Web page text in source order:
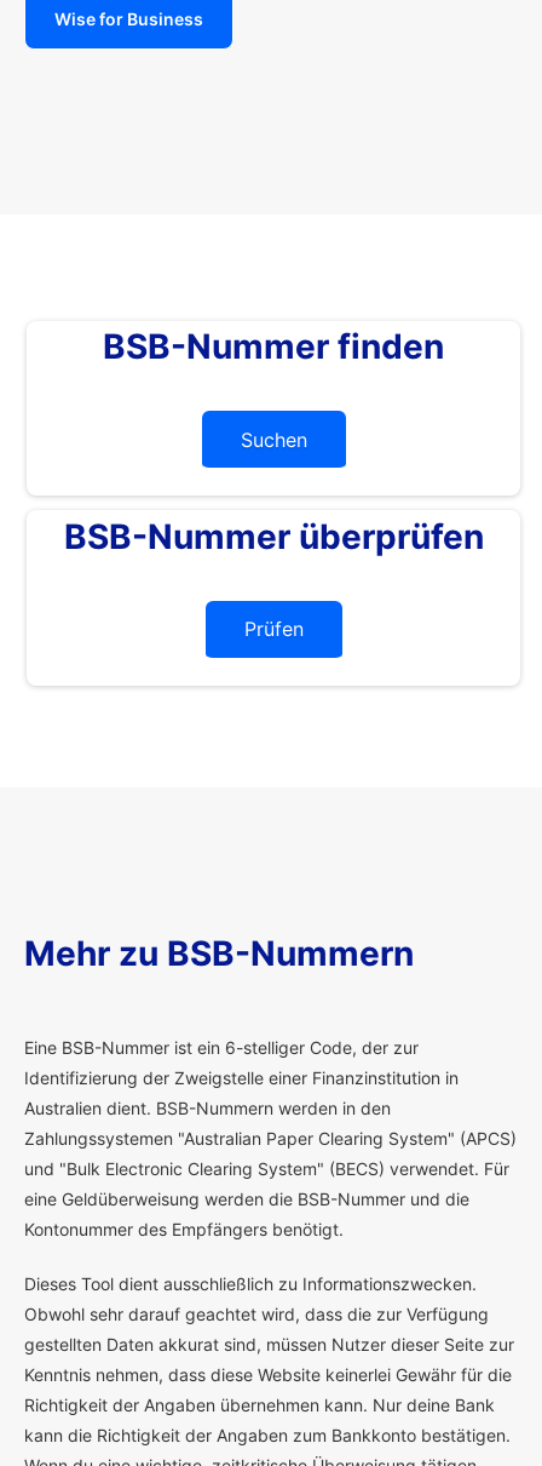
Wise for Business
BSB-Nummer finden
Suchen
BSB-Nummer überprüfen
Prüfen
Mehr zu BSB-Nummern
Eine BSB-Nummer ist ein 6-stelliger Code, der zur
Identifizierung der Zweigstelle einer Finanzinstitution in
Australien dient. BSB-Nummern werden in den
Zahlungssystemen "Australian Paper Clearing System" (APCS)
und "Bulk Electronic Clearing System" (BECS) verwendet. Für
eine Geldüberweisung werden die BSB-Nummer und die
Kontonummer des Empfängers benötigt.
Dieses Tool dient ausschließlich zu Informationszwecken.
Obwohl sehr darauf geachtet wird, dass die zur Verfügung
gestellten Daten akkurat sind, müssen Nutzer dieser Seite zur
Kenntnis nehmen, dass diese Website keinerlei Gewähr für die
Richtigkeit der Angaben übernehmen kann. Nur deine Bank
kann die Richtigkeit der Angaben zum Bankkonto bestätigen.